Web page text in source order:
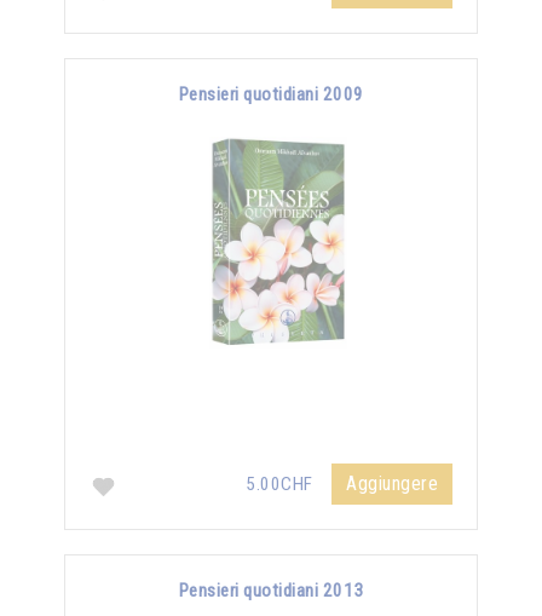
Pensieri quotidiani 2009
5.00CHF Aggiungere
Pensieri quotidiani 2013